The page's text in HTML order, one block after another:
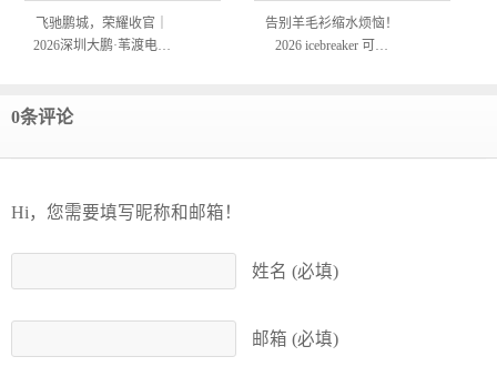
飞驰鹏城，荣耀收官｜
2026深圳大鹏·苇渡电…
告别羊毛衫缩水烦恼！
2026 icebreaker 可…
0条评论
Hi，您需要填写昵称和邮箱！
姓名 (必填)
邮箱 (必填)